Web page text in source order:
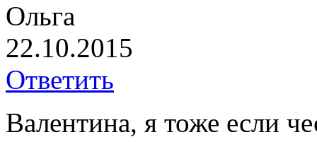
Ольга
22.10.2015
Ответить
Валентина, я тоже если